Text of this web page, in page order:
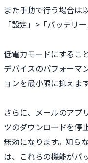
また手動で行う場合は
「設定」>「バッテリ
低電力モードにするこ
デバイスのパフォーマ
ョンを最小限に抑えます
さらに、メールのアプ
ツのダウンロードを停
無効になります。知ら
は、これらの機能がバ